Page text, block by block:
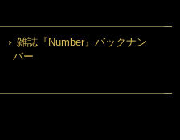
雑誌『Number』バックナン
バー